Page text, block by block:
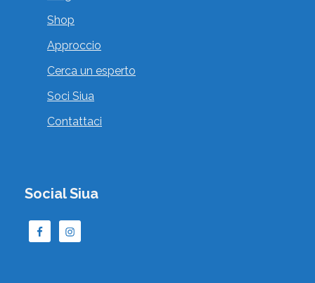
Shop
Approccio
Cerca un esperto
Soci Siua
Contattaci
Social Siua